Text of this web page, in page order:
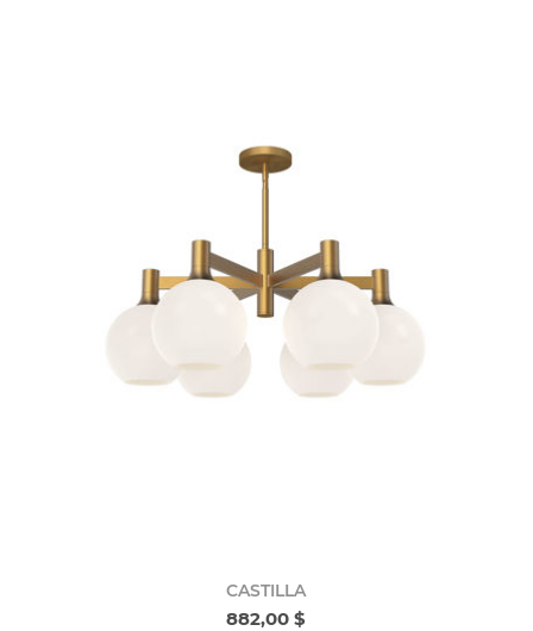
CASTILLA
882,00 $